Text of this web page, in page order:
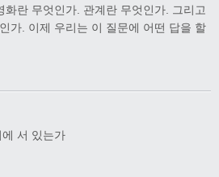
화란 무엇인가. 관계란 무엇인가. 그리고
가. 이제 우리는 이 질문에 어떤 답을 할
서 있는가